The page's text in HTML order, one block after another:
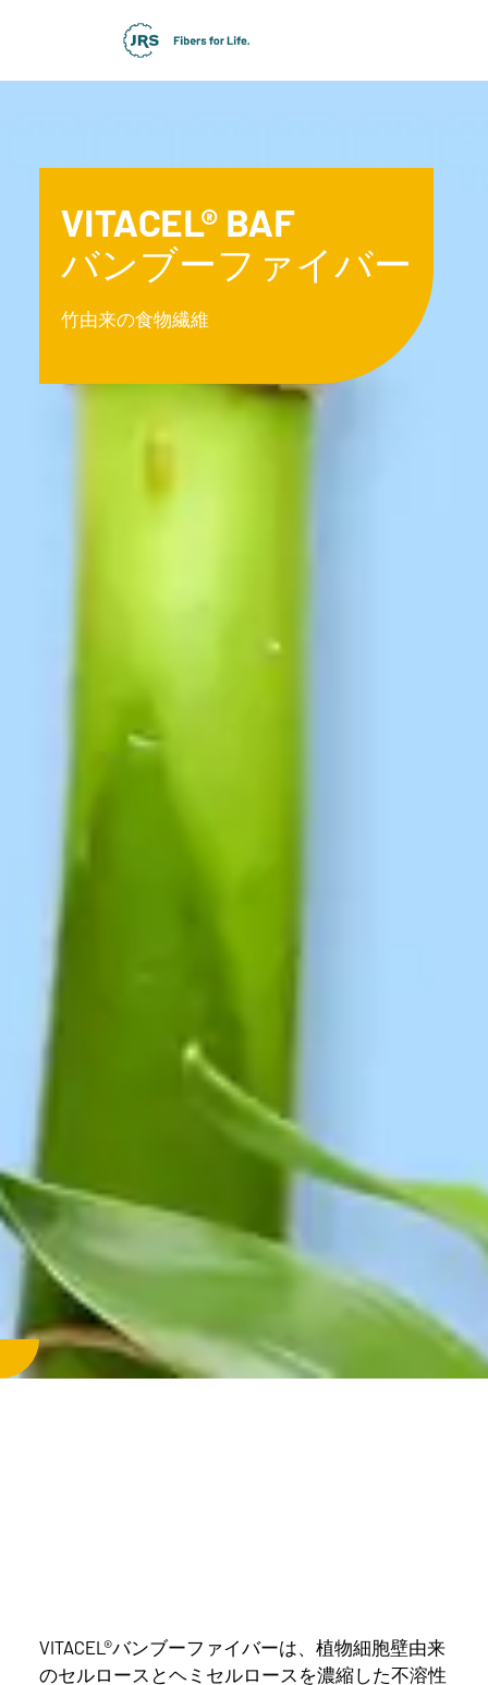
VITACEL® BAF
バンブーファイバー
竹由来の食物繊維
VITACEL®バンブーファイバーは、植物細胞壁由来
のセルロースとヘミセルロースを濃縮した不溶性